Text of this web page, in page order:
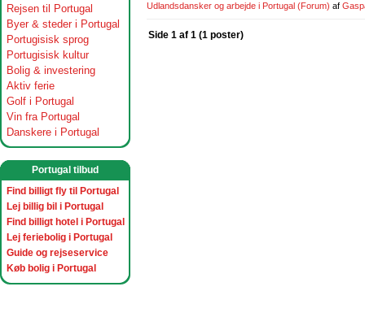
Rejsen til Portugal
Byer & steder i Portugal
Portugisisk sprog
Portugisisk kultur
Bolig & investering
Aktiv ferie
Golf i Portugal
Vin fra Portugal
Danskere i Portugal
Portugal tilbud
Find billigt fly til Portugal
Lej billig bil i Portugal
Find billigt hotel i Portugal
Lej feriebolig i Portugal
Guide og rejseservice
Køb bolig i Portugal
Udlandsdansker og arbejde i Portugal (Forum) af
Side 1 af 1 (1 poster)